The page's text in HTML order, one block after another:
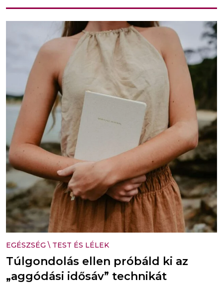
EGÉSZSÉG \ TEST ÉS LÉLEK
Túlgondolás ellen próbáld ki az
„aggódási idősáv” technikát